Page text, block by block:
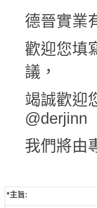
德晉實業
歡迎您填
議，
竭誠歡迎
@derjinn
我們將由
*主旨: